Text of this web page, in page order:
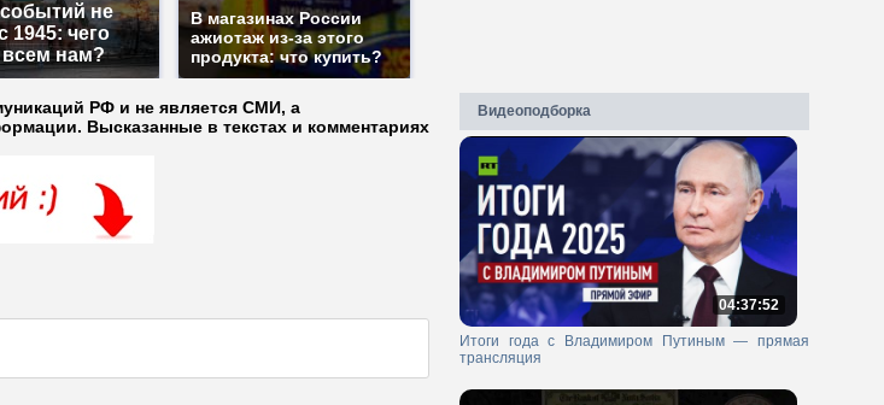
не
1945: чего
всем нам?
В магазинах России
ажиотаж из-за этого
продукта: что купить?
РФ и не является СМИ, а
Высказанные в текстах и комментариях
Видеоподборка
04:37:52
Итоги года с Владимиром Путиным — прямая
трансляция